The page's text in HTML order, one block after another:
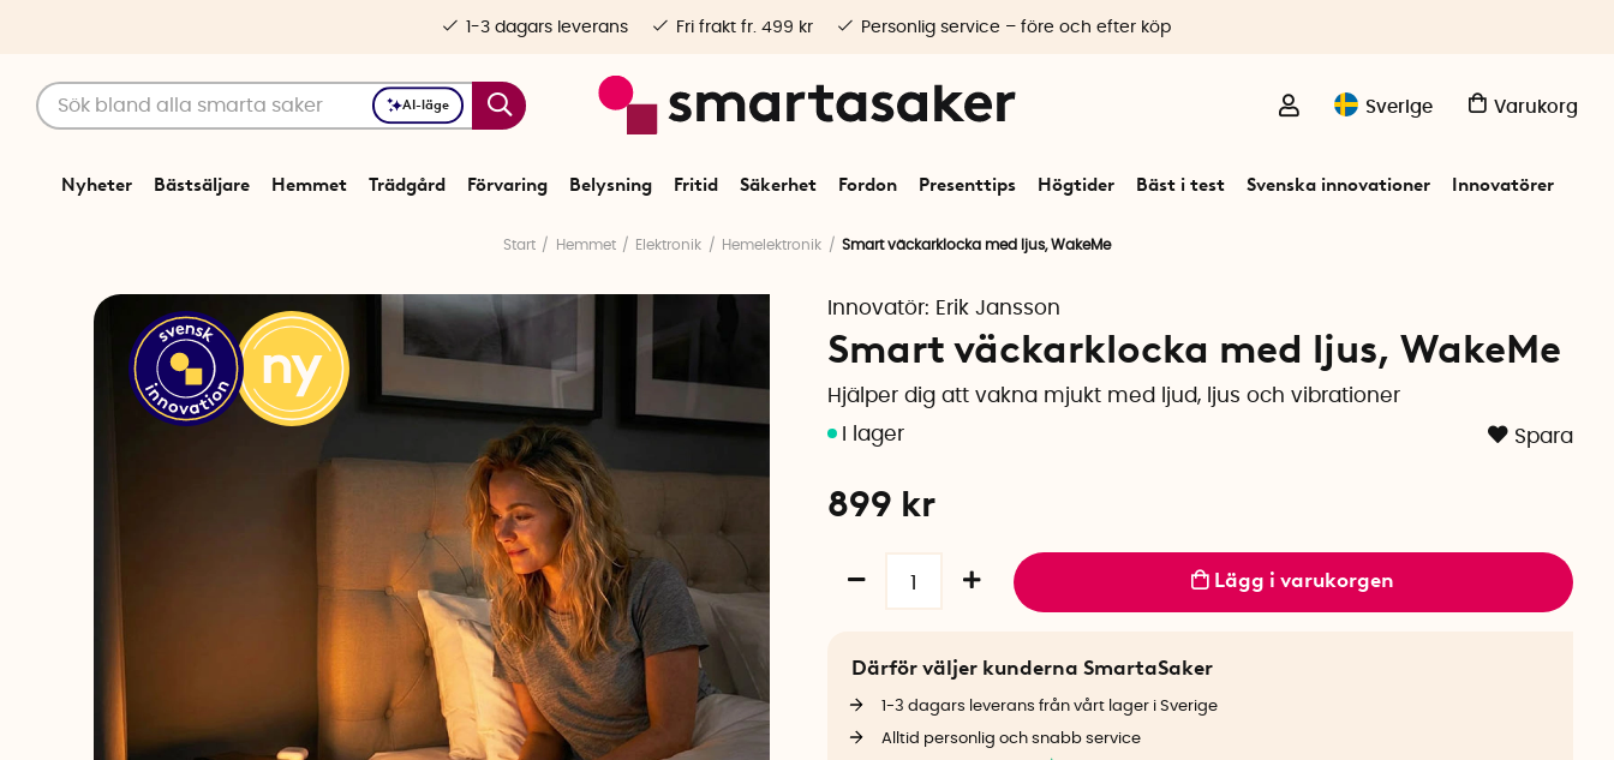
AI-läge Sverige Varukorg
Nyheter Bästsäljare Hemmet Trädgård Förvaring Belysning Fritid Säkerhet Fordon Presenttips Högtider Bäst i test Svenska innovationer Innovatörer
1-3 dagars leverans Fri frakt fr. 499 kr Personlig service – före och efter köp
Start Hemmet Elektronik Hemelektronik Smart väckarklocka med ljus, WakeMe
Innovatör: Erik Jansson
Smart väckarklocka med ljus, WakeMe
Hjälper dig att vakna mjukt med ljud, ljus och vibrationer
Spara
899 kr
Lägg i varukorgen
Därför väljer kunderna SmartaSaker
1-3 dagars leverans från vårt lager i Sverige
Alltid personlig och snabb service